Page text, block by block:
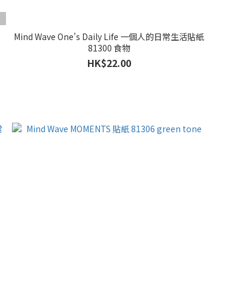
Mind Wave One's Daily Life 一個人的日常生活貼紙
81300 食物
HK$22.00